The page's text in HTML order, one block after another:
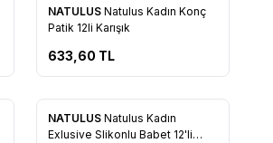
Favorilere Ekle
NATULUS Natulus Kadın Konç
Patik 12li Karışık
633,60 TL
Favorilere Ekle
Tükendi
NATULUS Natulus Kadın
Exlusive Slikonlu Babet 12'li